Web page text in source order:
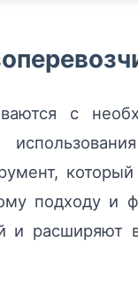
с
подходу и
и расширяют